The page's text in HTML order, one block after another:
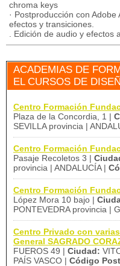
chroma keys
· Postproducción con
efectos y transiciones.
. Edición de audio y efectos
ACADEMIAS DE
EL CURSOS DE
Centro Formación
Plaza de la Concordia, 1 |
SEVILLA provincia |
Centro Formación
Pasaje Recoletos 3 |
provincia | ANDALUCÍA |
Centro Formación
López Mora 10 bajo |
PONTEVEDRA provincia |
Centro Privado con
General SAGRADO
FUEROS 49 | Ciudad:
PAÍS VASCO | Código